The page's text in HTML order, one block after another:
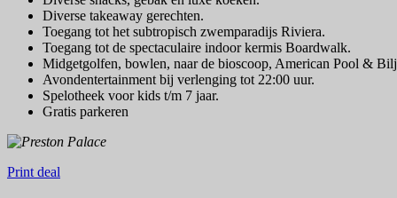
Diverse takeaway gerechten.
Toegang tot het subtropisch zwemparadijs Riviera.
Toegang tot de spectaculaire indoor kermis Boardwalk.
Midgetgolfen, bowlen, naar de bioscoop, American Pool &
Avondentertainment bij verlenging tot 22:00 uur.
Spelotheek voor kids t/m 7 jaar.
Gratis parkeren
Print deal